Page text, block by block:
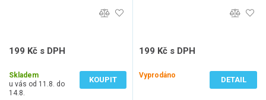
199 Kč s DPH
Skladem
u vás od 11.8. do
14.8.
KOUPIT
199 Kč s DPH
Vyprodáno
DETAIL